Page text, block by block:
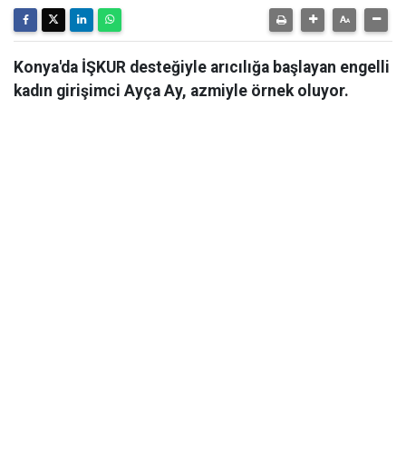
Konya'da İŞKUR desteğiyle arıcılığa başlayan engelli
kadın girişimci Ayça Ay, azmiyle örnek oluyor.